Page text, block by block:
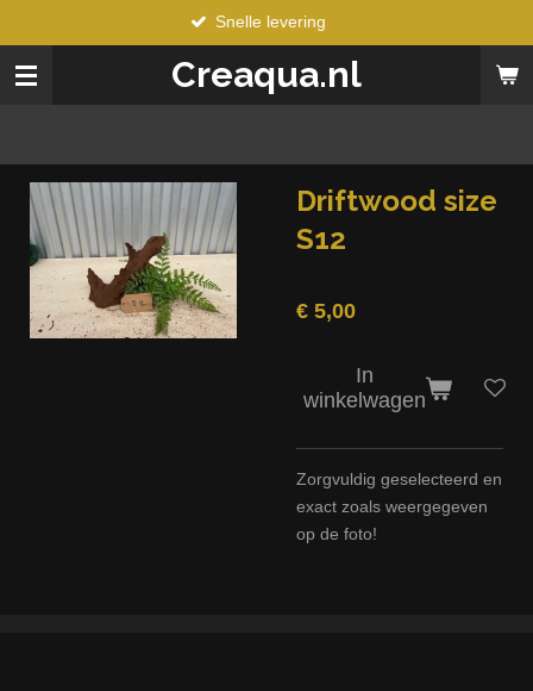
direct
naar
Creaqua.nl
Snelle levering
Driftwood size
S12
€ 5,00
In
winkelwagen
Zorgvuldig geselecteerd en
exact zoals weergegeven
op de foto!